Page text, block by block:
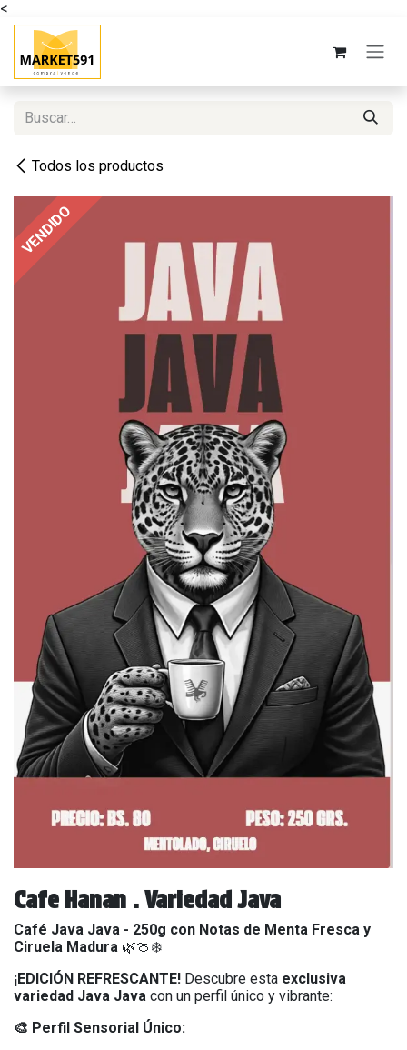
<
Ir al contenido
Todos los productos
VENDIDO
Cafe Hanan . Variedad Java
Café Java Java - 250g con Notas de Menta Fresca y
Ciruela Madura 🌿🍈❄️
¡EDICIÓN REFRESCANTE! Descubre esta exclusiva
variedad Java Java con un perfil único y vibrante:
🎨 Perfil Sensorial Único: